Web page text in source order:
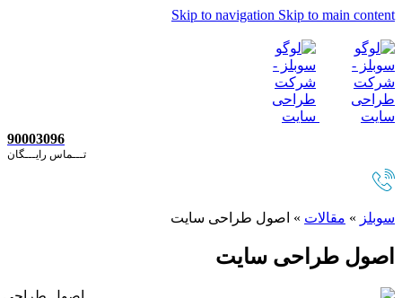
Skip to navigation Skip to main content
90003096
تـــماس رایـــگان
سوبلز » مقالات » اصول طراحی سایت
اصول طراحی سایت